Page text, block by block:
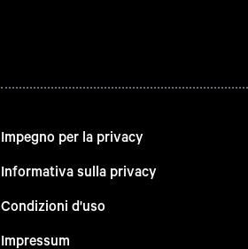
Impegno per la privacy
Informativa sulla privacy
Condizioni d'uso
Impressum